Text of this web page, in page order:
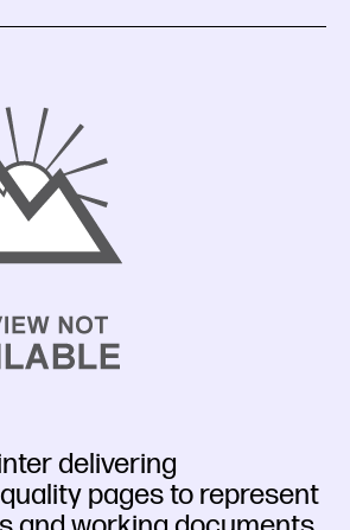
delivering
pages to represent